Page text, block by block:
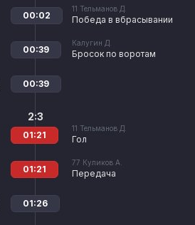
11 Тельманов Д.
Победа в вбрасывании
00:02
Калугин Д.
Бросок по воротам
00:39
00:39
11 Тельманов Д.
Гол
2:3
01:21
77 Куликов А.
Передача
01:21
01:26